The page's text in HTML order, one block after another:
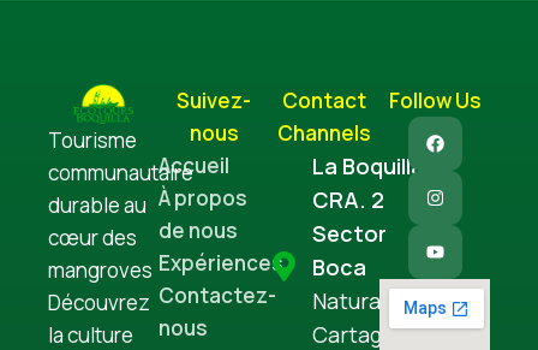
Tourisme
communautaire
durable au
cœur des
mangroves
Découvrez
la culture
Suivez-
nous
Accueil
À propos
de nous
Expériences
Contactez-
nous
Contact
Channels
La Boquilla
CRA. 2
Sector
Boca
Natural
Cartagena,
Follow Us